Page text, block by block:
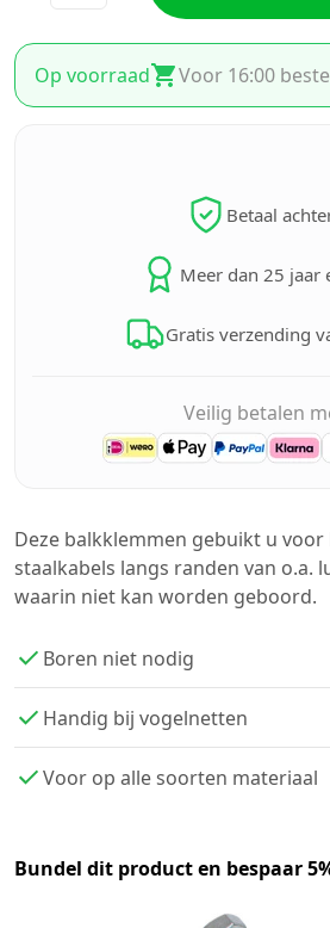
Op voorraad Voor 16:00
Betaal
Meer dan 25 jaar
Gratis verzending
Veilig betalen
Deze balkklemmen gebuikt u
staalkabels langs randen van o.a.
waarin niet kan worden geboord.
Boren niet nodig
Handig bij vogelnetten
Voor op alle soorten materiaal
Bundel dit product en bespaar